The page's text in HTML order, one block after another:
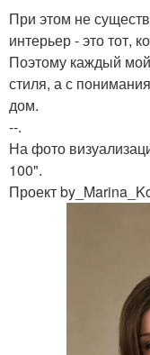
При этом не
интерьер - это тот,
Поэтому каждый
стиля, а с
дом.
--.
На фото
100".
Проект